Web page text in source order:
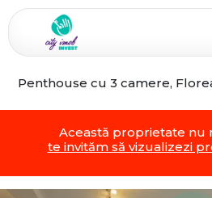
Penthouse cu 3 camere,
Această proprietate nu
te invităm să vizualizezi